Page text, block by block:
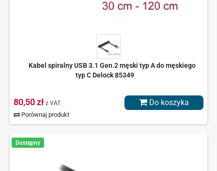
Kabel spiralny USB 3.1 Gen.2 męski typ A do męskiego
typ C Delock 85349
80,50 zł z VAT
Porównaj produkt
Do koszyka
Dostępny